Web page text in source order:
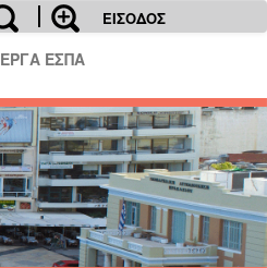
ΕΙΣΟΔΟΣ
ΕΡΓΑ ΕΣΠΑ